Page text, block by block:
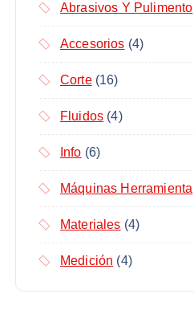
Abrasivos Y Pulimento
Accesorios (4)
Corte(16)
Fluidos (4)
Info (6)
Máquinas Herramienta
Materiales (4)
Medición (4)